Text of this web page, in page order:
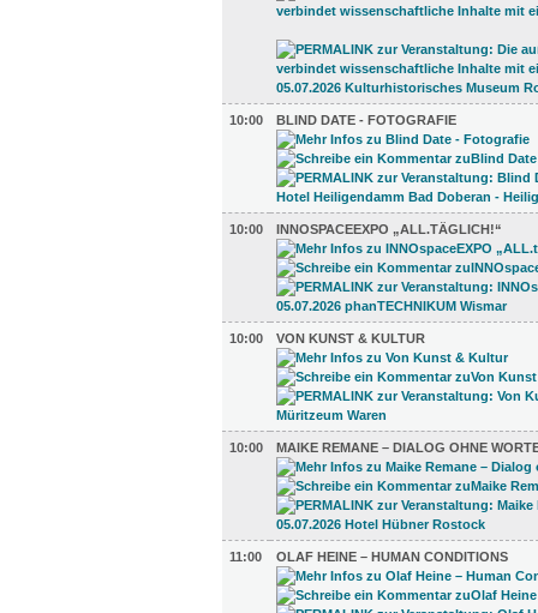
10:00 BLIND DATE - FOTOGRAFIE
10:00 INNOSPACEEXPO „ALL.TÄGLICH!“
10:00 VON KUNST & KULTUR
10:00 MAIKE REMANE – DIALOG OHNE
11:00 OLAF HEINE – HUMAN CONDITIONS